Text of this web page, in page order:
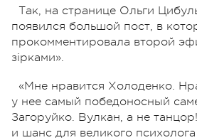
Так, на странице Ольги
появился большой пост, в
прокомментировала второй
зірками».
«Мне нравится Холоденко.
у нее самый победоносный
Загоруйко. Вулкан, а не
и шанс для великого психолога